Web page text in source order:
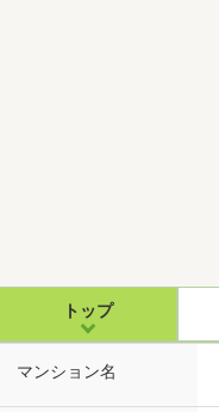
トップ
マンション名